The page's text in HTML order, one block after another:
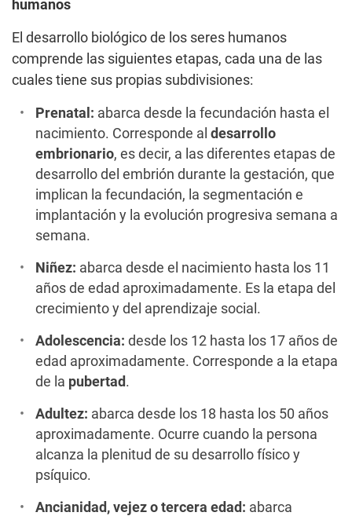
humanos
El desarrollo biológico de los seres humanos
comprende las siguientes etapas, cada una de las
cuales tiene sus propias subdivisiones:
Prenatal: abarca desde la fecundación hasta el
nacimiento. Corresponde al desarrollo
embrionario, es decir, a las diferentes etapas de
desarrollo del embrión durante la gestación, que
implican la fecundación, la segmentación e
implantación y la evolución progresiva semana a
semana.
Niñez: abarca desde el nacimiento hasta los 11
años de edad aproximadamente. Es la etapa del
crecimiento y del aprendizaje social.
Adolescencia: desde los 12 hasta los 17 años de
edad aproximadamente. Corresponde a la etapa
de la pubertad .
Adultez: abarca desde los 18 hasta los 50 años
aproximadamente. Ocurre cuando la persona
alcanza la plenitud de su desarrollo físico y
psíquico.
Ancianidad, vejez o tercera edad: abarca